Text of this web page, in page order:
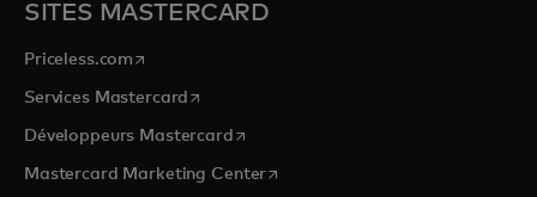
SITES MASTERCARD
Priceless.com s’ouvre dans un nouvel onglet
Services Mastercard s’ouvre dans un nouvel onglet
Développeurs Mastercards’ouvre dans un nouvel onglet
Mastercard Marketing Centers’ouvre dans un nouvel onglet